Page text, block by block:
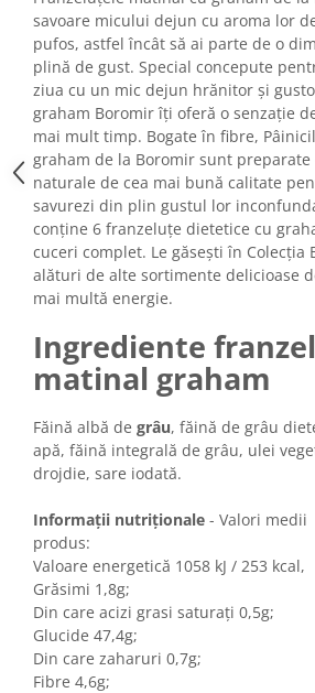
Turta dulce
Turta dulce cu nuci
Turta dulce de Sibiu
Turta dulce cu miere
Croissant
Croissant Duofino
Croissant cu maia
Cornulete
Boromele
Cornulete fragede
Pasca
Pasca Fresh
Cereale
Paine ambalata
Chifle
Snack-uri sărate
Covrigi cu ulei de masline
Covrigi de Buzau
Grisine
Crochete
Produse de gătit
savoare micului dejun cu aroma lor
pufos, astfel încât să ai parte de o
plină de gust. Special concepute
ziua cu un mic dejun hrănitor și
graham Boromir îți oferă o senzație
mai mult timp. Bogate în fibre,
graham de la Boromir sunt
naturale de cea mai bună calitate
savurezi din plin gustul lor
conține 6 franzeluțe dietetice cu
cuceri complet. Le găsești în Colecția
alături de alte sortimente delicioase
mai multă energie.
Ingrediente
matinal graham
Făină albă de grâu, făină de grâu
apă, făină integrală de grâu, ulei
drojdie, sare iodată.
Informații nutriționale - Valori
produs:
Valoare energetică 1058 kJ / 253 kcal,
Grăsimi 1,8g;
Din care acizi grasi saturați 0,5g;
Glucide 47,4g;
Din care zaharuri 0,7g;
Fibre 4,6g;